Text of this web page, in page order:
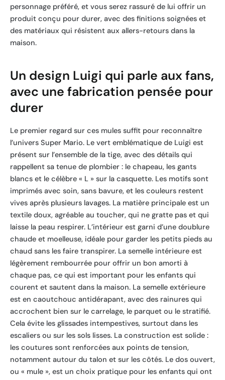
personnage préféré, et vous serez rassuré de lui offrir un
produit conçu pour durer, avec des finitions soignées et
des matériaux qui résistent aux allers-retours dans la
maison.
Un design Luigi qui parle aux fans,
avec une fabrication pensée pour
durer
Le premier regard sur ces mules suffit pour reconnaître
l’univers Super Mario. Le vert emblématique de Luigi est
présent sur l’ensemble de la tige, avec des détails qui
rappellent sa tenue de plombier : le chapeau, les gants
blancs et le célèbre « L » sur la casquette. Les motifs sont
imprimés avec soin, sans bavure, et les couleurs restent
vives après plusieurs lavages. La matière principale est un
textile doux, agréable au toucher, qui ne gratte pas et qui
laisse la peau respirer. L’intérieur est garni d’une doublure
chaude et moelleuse, idéale pour garder les petits pieds au
chaud sans les faire transpirer. La semelle intérieure est
légèrement rembourrée pour offrir un bon amorti à
chaque pas, ce qui est important pour les enfants qui
courent et sautent dans la maison. La semelle extérieure
est en caoutchouc antidérapant, avec des rainures qui
accrochent bien sur le carrelage, le parquet ou le stratifié.
Cela évite les glissades intempestives, surtout dans les
escaliers ou sur les sols lisses. La construction est solide :
les coutures sont renforcées aux points de tension,
notamment autour du talon et sur les côtés. Le dos ouvert,
ou « mule », est un choix pratique pour les enfants qui ont